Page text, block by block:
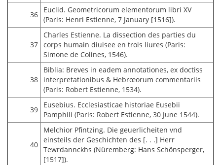
36
Euclid. Geometricorum elementorum libri XV
(Paris: Henri Estienne, 7 January [1516]).
37
Charles Estienne. La dissection des parties du
corps humain diuisee en trois liures (Paris:
Simone de Colines, 1546).
38
Biblia: Breves in eadem annotationes, ex doctiss
interpretationibus & Hebrœorum commentariis
(Paris: Robert Estienne, 1534).
39
Eusebius. Ecclesiasticae historiae Eusebii
Pamphili (Paris: Robert Estienne, 30 June 1544).
40
Melchior Pfintzing. Die geuerlicheiten vnd
einsteils der Geschichten des [. . .] Herr
Tewrdannckhs (Nüremberg: Hans Schönsperger,
[1517]).